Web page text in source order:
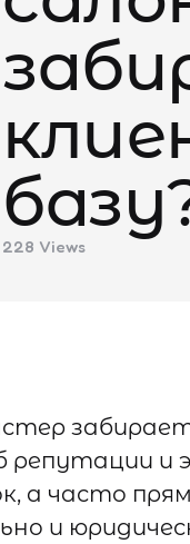
228 Views
и
а часто
и